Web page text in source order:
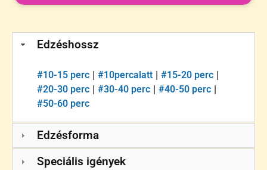
Edzéshossz
#10-15 perc #10percalatt #15-20 perc
#20-30 perc #30-40 perc #40-50 perc
#50-60 perc
Edzésforma
Speciális igények